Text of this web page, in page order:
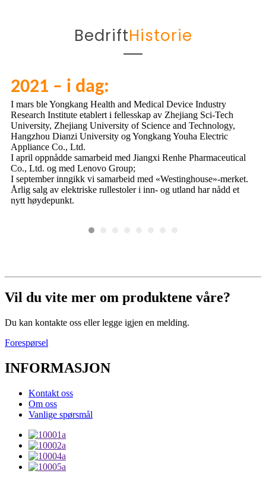
BedriftHistorie
2021 – i dag:
I mars ble Yongkang Health and Medical Device Industry
Research Institute etablert i fellesskap av Zhejiang Sci-Tech
University, Zhejiang University of Science and Technology,
Hangzhou Dianzi University og Yongkang Youha Electric
Appliance Co., Ltd.
I april oppnådde samarbeid med Jiangxi Renhe Pharmaceutical
Co., Ltd. og med Lenovo Group;
I september inngikk vi samarbeid med «Westinghouse»-merket.
Årlig salg av elektriske rullestoler i inn- og utland har nådd et
nytt høydepunkt.
Vil du vite mer om produktene våre?
Du kan kontakte oss eller legge igjen en melding.
Forespørsel
INFORMASJON
Kontakt oss
Om oss
Vanlige spørsmål